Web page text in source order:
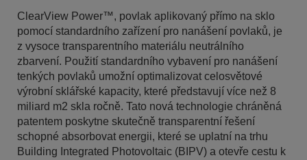
ClearView Power™, povlak aplikovaný přímo na sklo
pomocí standardního zařízení pro nanášení povlaků, je
z vysoce transparentního materiálu neutrálního
zbarvení. Použití standardního vybavení pro nanášení
tenkých povlaků umožní optimalizovat celosvětové
výrobní sklářské kapacity, které představují více než 8
miliard m2 skla ročně. Tato nová technologie chráněná
patentem poskytne skutečně transparentní řešení
schopné absorbovat energii, které se uplatní na trhu
Building Integrated Photovoltaic (BIPV) a otevře cestu k